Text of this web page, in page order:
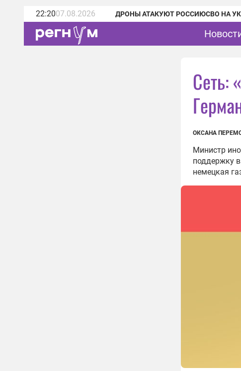
22:2007.08.2026 ДРОНЫ АТАКУЮТ РОССИЮСВО НА
Сеть:
ОКСАНА
Министр
поддержку
немецкая